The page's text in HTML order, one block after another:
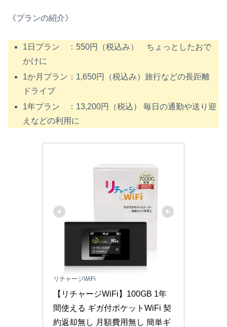
《プランの紹介》
1日プラン ：550円（税込み） ちょっとしたおで
かけに
1か月プラン：1,650円（税込み）旅行などの長距離
ドライブ
1年プラン ：13,200円（税込） 毎日の通勤や送り迎
えなどの利用に
リチャージWiFi
【リチャージWiFi】100GB 1年
間使える ギガ付ポケットWiFi 契
約返却無し 月額費用無し 簡単ギ